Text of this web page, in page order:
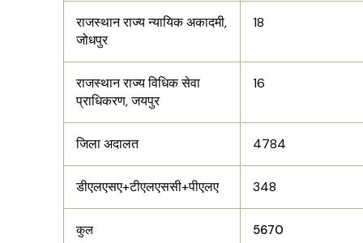
राजस्थान राज्य न्यायिक अकादमी,
जोधपुर
18
राजस्थान राज्य विधिक सेवा
प्राधिकरण, जयपुर
16
जिला अदालत 4784
डीएलएसए+टीएलएससी+पीएलए 348
कुल 5670